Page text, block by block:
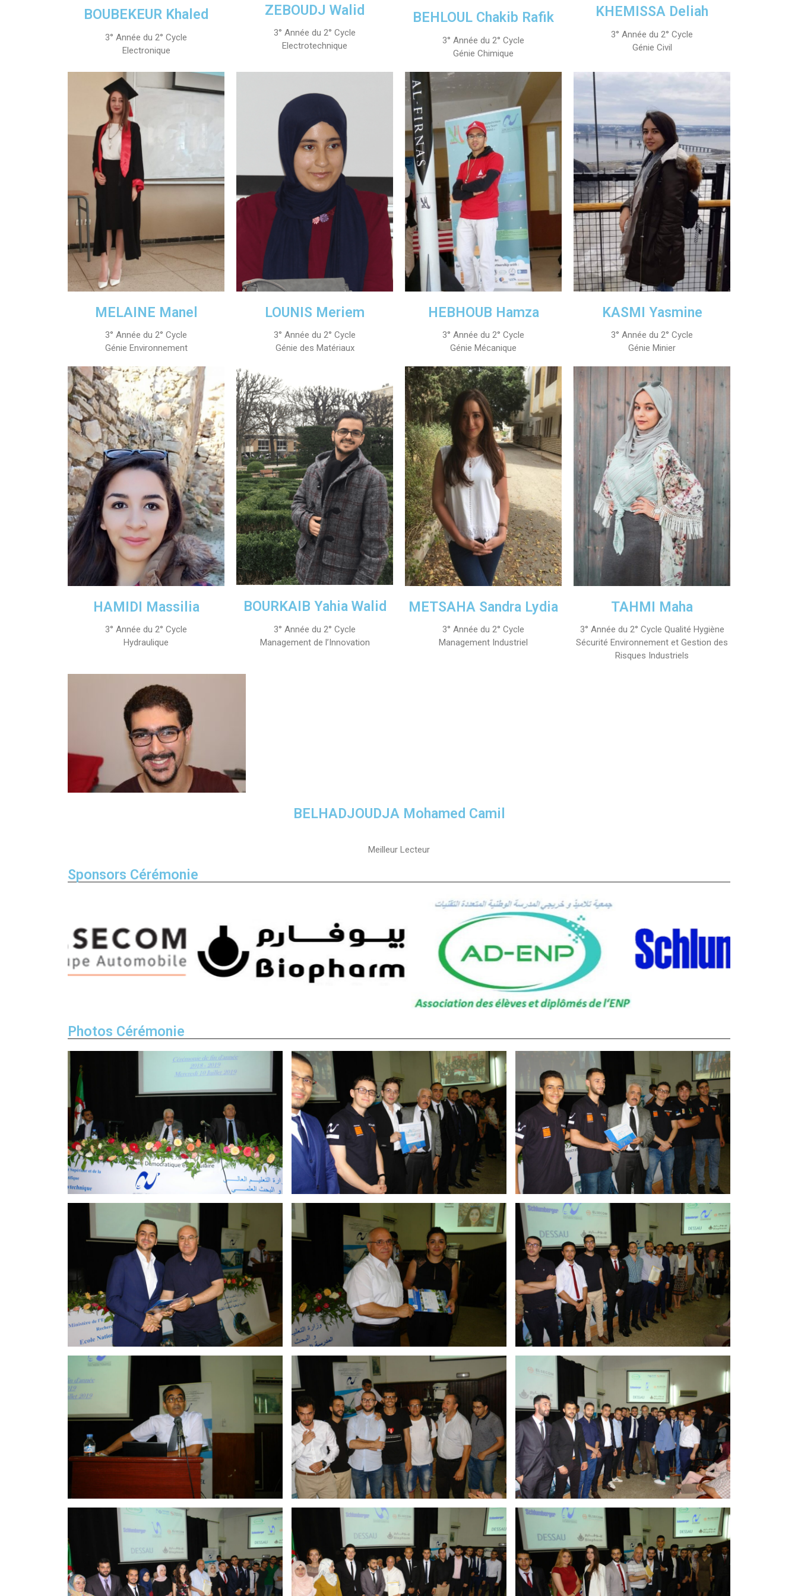
Classes Préparatoires
Programmes Pédagogiques
Formations assurées
Diplômes
Imprimés des œuvres Sociales
Imprimes de post graduation
Charte de Déontologie et D’éthique Universitaires
BOUBEKEUR Khaled
3° Année du 2° Cycle
Electronique
ZEBOUDJ Walid
3° Année du 2° Cycle
Electrotechnique
BEHLOUL Chakib Rafik
3° Année du 2° Cycle
Génie Chimique
KHEMISSA Deliah
3° Année du 2° Cycle
Génie Civil
MELAINE Manel
3° Année du 2° Cycle
Génie Environnement
LOUNIS Meriem
3° Année du 2° Cycle
Génie des Matériaux
HEBHOUB Hamza
3° Année du 2° Cycle
Génie Mécanique
KASMI Yasmine
3° Année du 2° Cycle
Génie Minier
HAMIDI Massilia
3° Année du 2° Cycle
Hydraulique
BOURKAIB Yahia Walid
3° Année du 2° Cycle
Management de l’Innovation
METSAHA Sandra Lydia
3° Année du 2° Cycle
Management Industriel
TAHMI Maha
3° Année du 2° Cycle Qualité Hygiène
Sécurité Environnement et Gestion des
Risques Industriels
BELHADJOUDJA Mohamed Camil
Meilleur Lecteur
Sponsors Cérémonie
Photos Cérémonie